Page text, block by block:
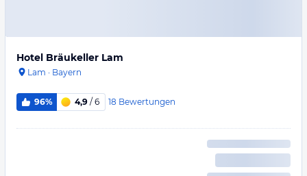
Hotel Bräukeller Lam
Lam · Bayern
96% 4,9 / 6 18 Bewertungen